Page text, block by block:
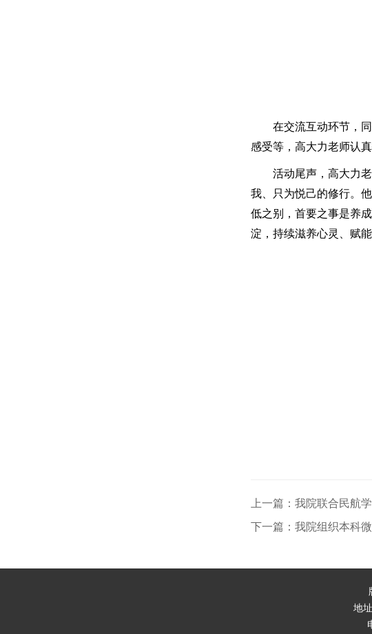
在交流互动环节，
感受等，高大力老师认
活动尾声，高大力
我、只为悦己的修行。
低之别，首要之事是养
淀，持续滋养心灵、赋能
上一篇：我院联合民航
下一篇：我院组织本科
地